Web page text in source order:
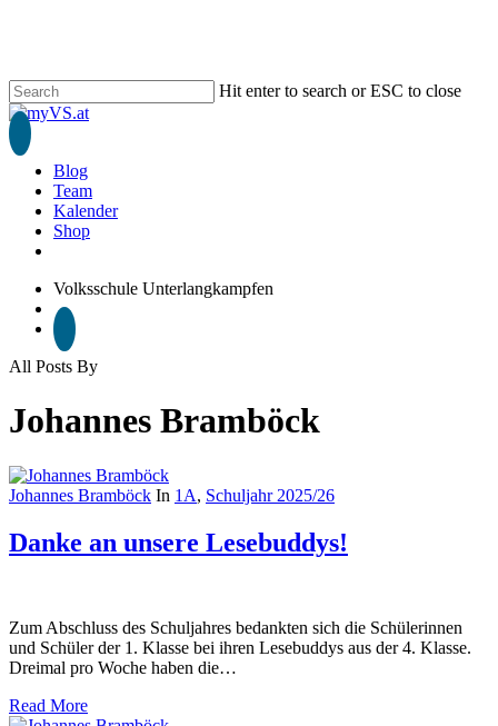
content
Hit enter to search or ESC to close
Close
Search
search
Blog
Team
Kalender
Shop
Volksschule Unterlangkampfen
search
All Posts By
Johannes Bramböck
Johannes Bramböck In 1A, Schuljahr 2025/26
Danke an unsere Lesebuddys!
Zum Abschluss des Schuljahres bedankten sich die Schülerinnen
und Schüler der 1. Klasse bei ihren Lesebuddys aus der 4. Klasse.
Dreimal pro Woche haben die…
Read More